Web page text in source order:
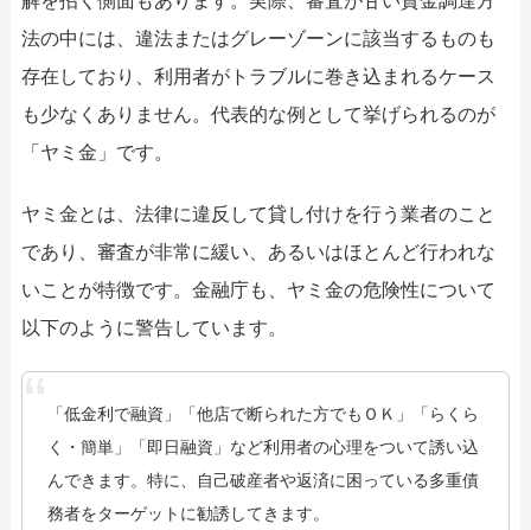
法の中には、違法またはグレーゾーンに該当するものも
存在しており、利用者がトラブルに巻き込まれるケース
も少なくありません。代表的な例として挙げられるのが
「ヤミ金」です。
ヤミ金とは、法律に違反して貸し付けを行う業者のこと
であり、審査が非常に緩い、あるいはほとんど行われな
いことが特徴です。金融庁も、ヤミ金の危険性について
以下のように警告しています。
「低金利で融資」「他店で断られた方でもＯＫ」「らくら
く・簡単」「即日融資」など利用者の心理をついて誘い込
んできます。特に、自己破産者や返済に困っている多重債
務者をターゲットに勧誘してきます。